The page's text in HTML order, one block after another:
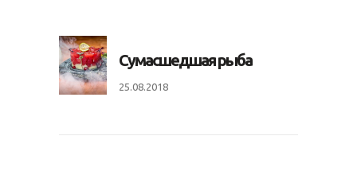
Сумасшедшая рыба
25.08.2018